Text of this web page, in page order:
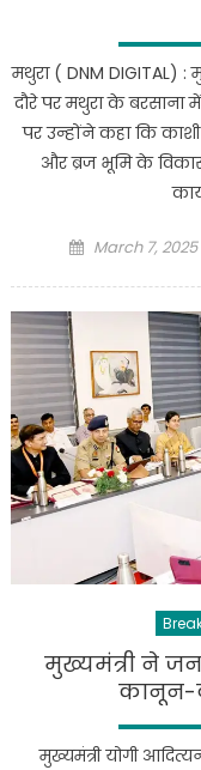
मथुरा ( DNM DIGITAL) :
दौरे पर मथुरा के बरसाना
पर उन्होंने कहा कि
और ब्रज भूमि के
Posted
March 7, 2025
मुख्यमंत्री ने
कानून-
मुख्यमंत्री योगी